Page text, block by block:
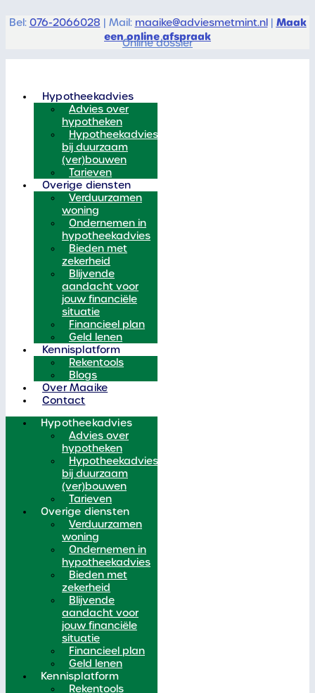
Bel: 076-2066028 | Mail: maaike@adviesmetmint.nl| Maak
een online afspraak
Online dossier
Hypotheekadvies
Advies over
hypotheken
Hypotheekadvies
bij duurzaam
(ver)bouwen
Tarieven
Overige diensten
Verduurzamen
woning
Ondernemen in
hypotheekadvies
Bieden met
zekerheid
Blijvende
aandacht voor
jouw financiële
situatie
Financieel plan
Geld lenen
Kennisplatform
Rekentools
Blogs
Over Maaike
Contact
Hypotheekadvies
Advies over
hypotheken
Hypotheekadvies
bij duurzaam
(ver)bouwen
Tarieven
Overige diensten
Verduurzamen
woning
Ondernemen in
hypotheekadvies
Bieden met
zekerheid
Blijvende
aandacht voor
jouw financiële
situatie
Financieel plan
Geld lenen
Kennisplatform
Rekentools